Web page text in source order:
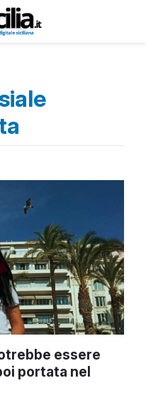
essere
portata nel